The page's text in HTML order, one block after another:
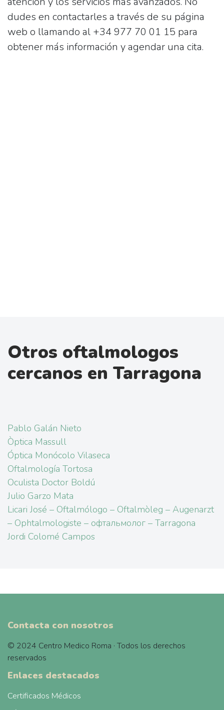
dudes en contactarles a través de su página
web o llamando al +34 977 70 01 15 para
obtener más información y agendar una cita.
Otros oftalmologos
cercanos en Tarragona
Pablo Galán Nieto
Òptica Massull
Óptica Monócolo Vilaseca
Oftalmología Tortosa
Oculista Doctor Boldú
Julio Garzo Mata
Licari José – Oftalmólogo – Oftalmòleg – Augenarzt
– Ophtalmologiste – офтальмолог – Tarragona
Jordi Colomé Campos
Contacta con nosotros
© 2024 Centro Medico Roma · Todos los derechos
reservados
Enlaces destacados
Certificados Médicos